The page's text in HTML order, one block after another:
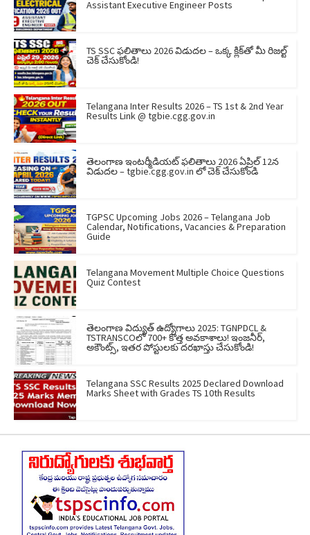
Assistant Executive Engineer Posts
TS SSC ఫలితాలు 2026 విడుదల – ఒక్క క్లిక్‌తో మీ రిజల్ట్
చెక్ చేసుకోండి!
Telangana Inter Results 2026 – TS 1st & 2nd Year
Results Link @ tgbie.cgg.gov.in
తెలంగాణ ఇంటర్మీడియట్ ఫలితాలు 2026 ఏప్రిల్ 12న
విడుదల – tgbie.cgg.gov.in లో చెక్ చేసుకోండి
TGPSC Upcoming Jobs 2026 – Telangana Job
Calendar, Notifications, Vacancies & Preparation
Guide
Telangana Movement Multiple Choice Questions
Quiz Contest
తెలంగాణ విద్యుత్ ఉద్యోగాలు 2025: TGNPDCL &
TSTRANSCOలో 700+ కొత్త అవకాశాలు! ఇంజనీర్,
అకౌంట్స్, ఇతర పోస్టులకు దరఖాస్తు చేసుకోండి!
Telangana SSC Results 2025 Declared Download
Marks Sheet with Grades TS 10th Results